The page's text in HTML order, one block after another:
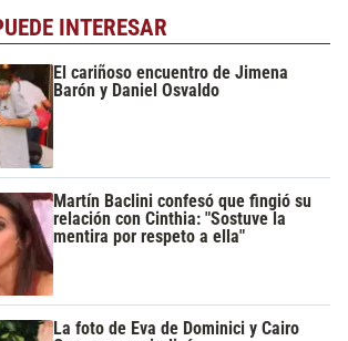
INTERESAR
El cariñoso encuentro de Jimena
Barón y Daniel Osvaldo
Martín Baclini confesó que fingió su
relación con Cinthia: "Sostuve la
mentira por respeto a ella"
La foto de Eva de Dominici y Cairo